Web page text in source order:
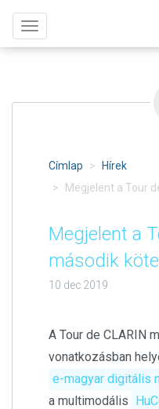
Ugrás
tartalomra
Toggle
navigation
Címlap
Hírek
Megjelent a Tour
Megjelent a
második
10 dec 2019
A Tour de CLARIN
vonatkozásban
e-magyar digitális
a multimodális